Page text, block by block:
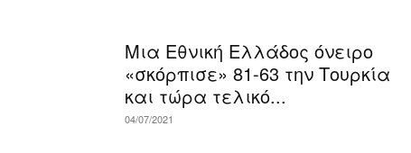
Μια Εθνική Ελλάδος όνειρο
«σκόρπισε» 81-63 την Τουρκία
και τώρα τελικό...
04/07/2021